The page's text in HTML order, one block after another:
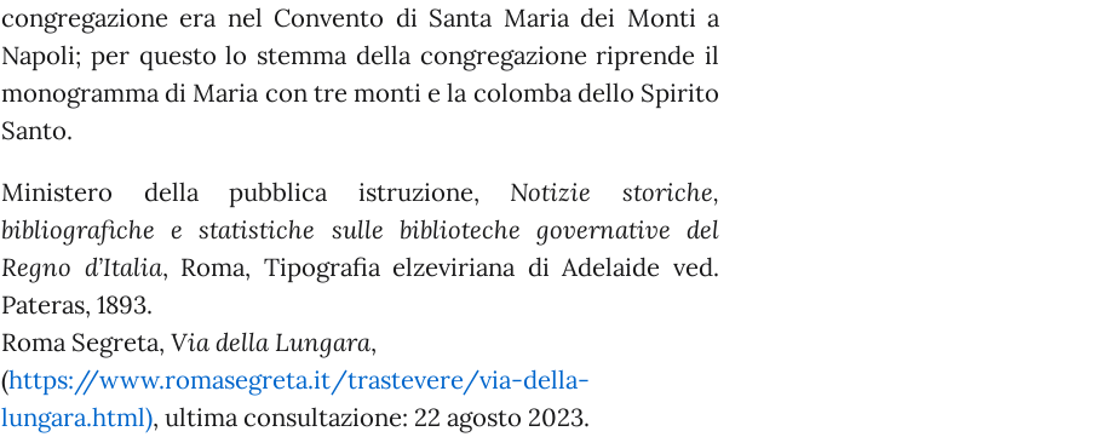
congregazione era nel Convento di Santa Maria dei Monti a
Napoli; per questo lo stemma della congregazione riprende il
monogramma di Maria con tre monti e la colomba dello Spirito
Santo.
Ministero della pubblica istruzione, Notizie storiche,
bibliografiche e statistiche sulle biblioteche governative del
Regno d’Italia, Roma, Tipografia elzeviriana di Adelaide ved.
Pateras, 1893.
Roma Segreta, Via della Lungara,
(https://www.romasegreta.it/trastevere/via-della-
lungara.html), ultima consultazione: 22 agosto 2023.